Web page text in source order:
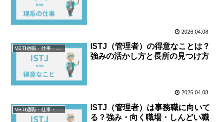
2026.04.08
MBTI適職・仕事・資格
ISTJ（管理者）の得意なことは？
強みの活かし方と長所の見つけ方
2026.04.08
MBTI適職・仕事・資格
ISTJ（管理者）は事務職に向いて
る？強み・向く職場・しんどい職